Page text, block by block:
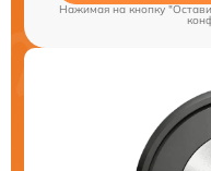
Нажимая на кнопку